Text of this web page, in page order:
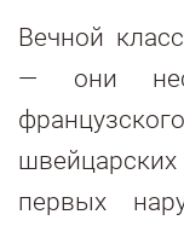
Вечной
— они
первых